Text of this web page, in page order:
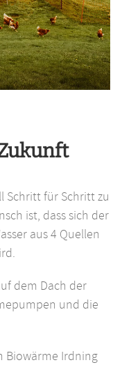
Schritt für Schritt zu
ist, dass sich der
aus 4 Quellen
dem Dach der
und die
Biowärme Irdning